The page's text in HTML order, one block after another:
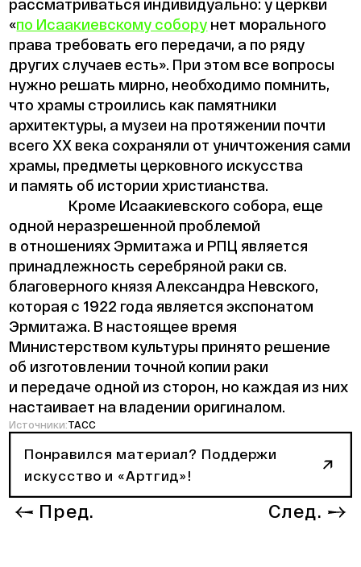
рассматриваться индивидуально: у церкви
«по Исаакиевскому собору нет морального
права требовать его передачи, а по ряду
других случаев есть». При этом все вопросы
нужно решать мирно, необходимо помнить,
что храмы строились как памятники
архитектуры, а музеи на протяжении почти
всего ХХ века сохраняли от уничтожения сами
храмы, предметы церковного искусства
и память об истории христианства.
Кроме Исаакиевского собора, еще
одной неразрешенной проблемой
в отношениях Эрмитажа и РПЦ является
принадлежность серебряной раки св.
благоверного князя Александра Невского,
которая с 1922 года является экспонатом
Эрмитажа. В настоящее время
Министерством культуры принято решение
об изготовлении точной копии раки
и передаче одной из сторон, но каждая из них
настаивает на владении оригиналом.
Источники:ТАСС
Понравился материал? Поддержи
искусство и «Артгид»!
Пред. След.